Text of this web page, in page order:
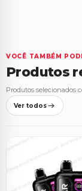
VOCÊ TAMBÉM
Produtos
Produtos selecionados
Ver todos